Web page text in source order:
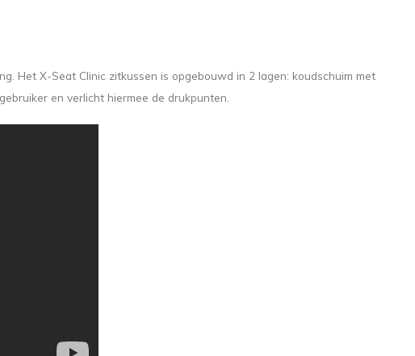
Het X-Seat Clinic zitkussen is opgebouwd in 2 lagen: koudschuim met
en verlicht hiermee de drukpunten.